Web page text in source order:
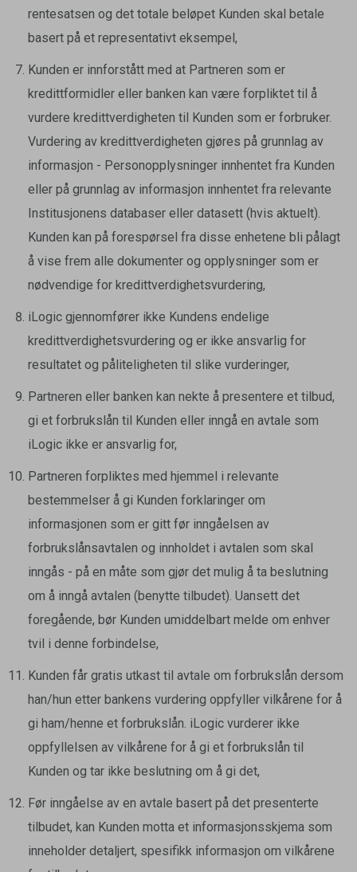
rentesatsen og det totale beløpet Kunden skal betale
basert på et representativt eksempel,
Kunden er innforstått med at Partneren som er
kredittformidler eller banken kan være forpliktet til å
vurdere kredittverdigheten til Kunden som er forbruker.
Vurdering av kredittverdigheten gjøres på grunnlag av
informasjon - Personopplysninger innhentet fra Kunden
eller på grunnlag av informasjon innhentet fra relevante
Institusjonens databaser eller datasett (hvis aktuelt).
Kunden kan på forespørsel fra disse enhetene bli pålagt
å vise frem alle dokumenter og opplysninger som er
nødvendige for kredittverdighetsvurdering,
iLogic gjennomfører ikke Kundens endelige
kredittverdighetsvurdering og er ikke ansvarlig for
resultatet og påliteligheten til slike vurderinger,
Partneren eller banken kan nekte å presentere et tilbud,
gi et forbrukslån til Kunden eller inngå en avtale som
iLogic ikke er ansvarlig for,
Partneren forpliktes med hjemmel i relevante
bestemmelser å gi Kunden forklaringer om
informasjonen som er gitt før inngåelsen av
forbrukslånsavtalen og innholdet i avtalen som skal
inngås - på en måte som gjør det mulig å ta beslutning
om å inngå avtalen (benytte tilbudet). Uansett det
foregående, bør Kunden umiddelbart melde om enhver
tvil i denne forbindelse,
Kunden får gratis utkast til avtale om forbrukslån dersom
han/hun etter bankens vurdering oppfyller vilkårene for å
gi ham/henne et forbrukslån. iLogic vurderer ikke
oppfyllelsen av vilkårene for å gi et forbrukslån til
Kunden og tar ikke beslutning om å gi det,
Før inngåelse av en avtale basert på det presenterte
tilbudet, kan Kunden motta et informasjonsskjema som
inneholder detaljert, spesifikk informasjon om vilkårene